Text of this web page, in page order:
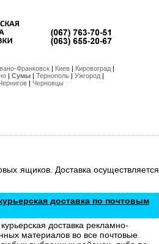
Франковск | Киев | Кировоград |
| Сумы| Тернополь| Ужгород|
| Черновцы
ящиков. Доставка осуществляется
доставка по почтовым
доставка рекламно-
материалов во все почтовые